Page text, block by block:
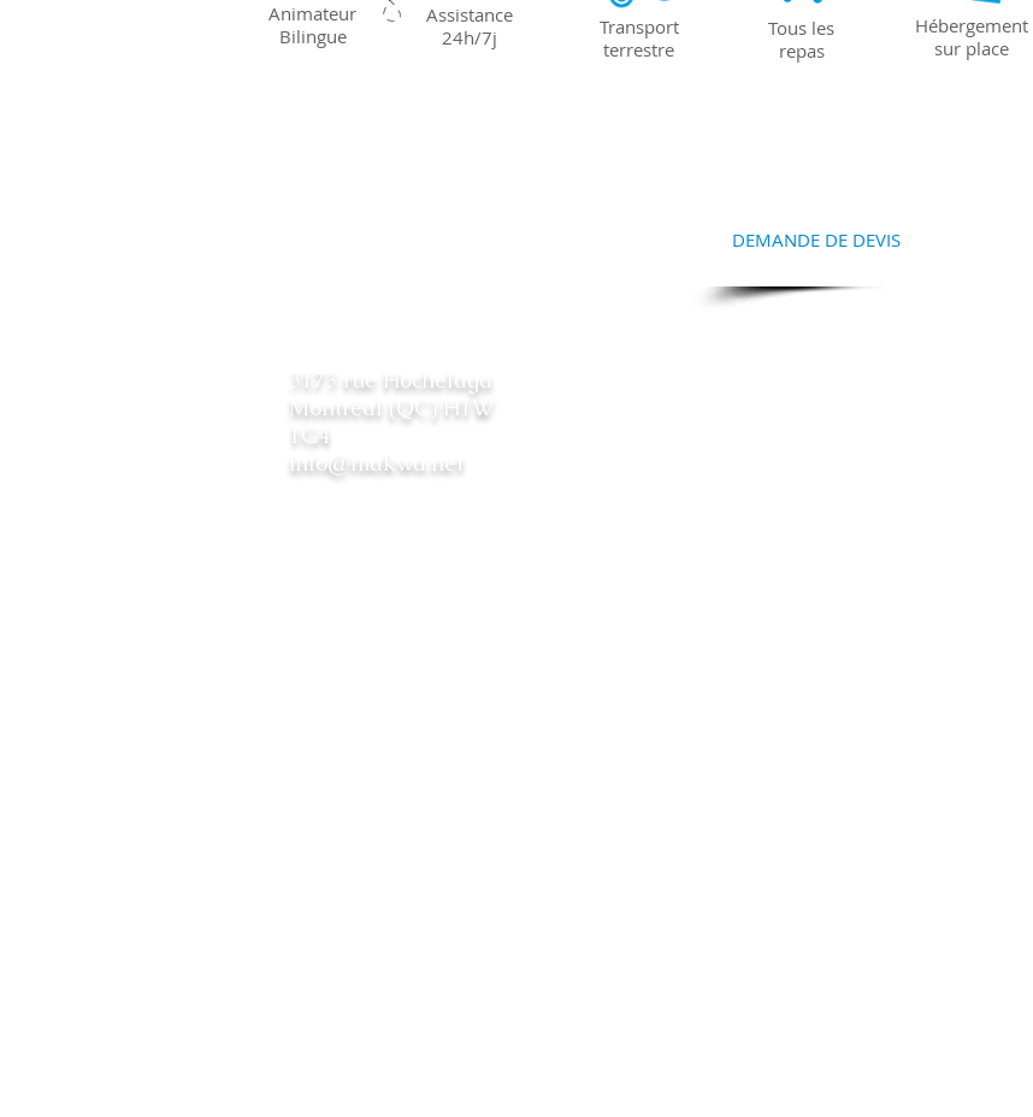
Animateur
Bilingue
Assistance
24h/7j
Transport
terrestre
Tous les
repas
Hébergement
sur place
DEMANDE DE DEVIS
3173 rue Hochelaga
Montréal (QC) H1W
1G4
info@makwa.net